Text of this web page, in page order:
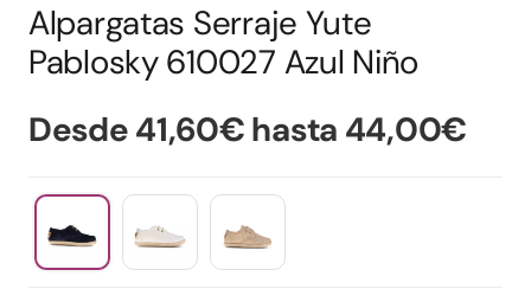
Alpargatas Serraje Yute
Pablosky 610027 Azul Niño
Desde 41,60€ hasta 44,00€